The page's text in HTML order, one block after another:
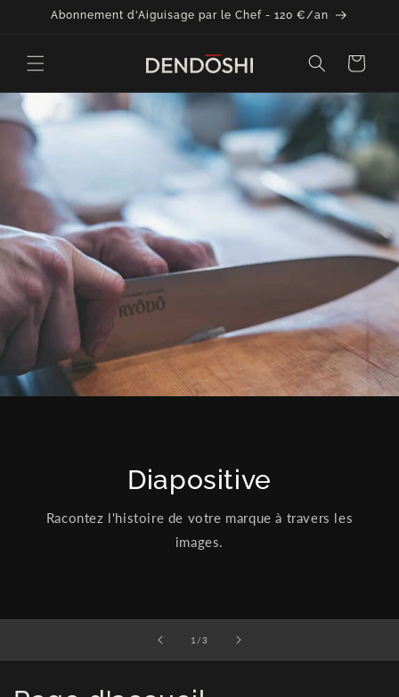
passer
contenu
Abonnement d'Aiguisage par le Chef - 120 €/an
Panier
Diapositive
Racontez l'histoire de votre marque à travers les
images.
1 /de
3